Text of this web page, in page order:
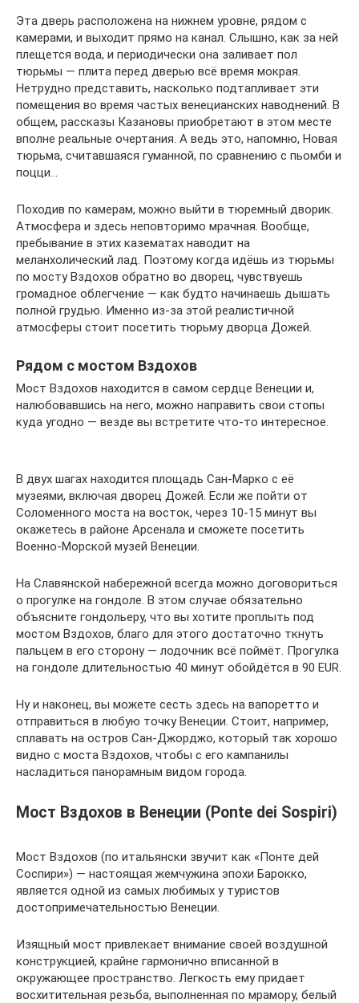
Эта дверь расположена на нижнем уровне, рядом с
камерами, и выходит прямо на канал. Слышно, как за ней
плещется вода, и периодически она заливает пол
тюрьмы — плита перед дверью всё время мокрая.
Нетрудно представить, насколько подтапливает эти
помещения во время частых венецианских наводнений. В
общем, рассказы Казановы приобретают в этом месте
вполне реальные очертания. А ведь это, напомню, Новая
тюрьма, считавшаяся гуманной, по сравнению с пьомби и
поцци…
Походив по камерам, можно выйти в тюремный дворик.
Атмосфера и здесь неповторимо мрачная. Вообще,
пребывание в этих казематах наводит на
меланхолический лад. Поэтому когда идёшь из тюрьмы
по мосту Вздохов обратно во дворец, чувствуешь
громадное облегчение — как будто начинаешь дышать
полной грудью. Именно из-за этой реалистичной
атмосферы стоит посетить тюрьму дворца Дожей.
Рядом с мостом Вздохов
Мост Вздохов находится в самом сердце Венеции и,
налюбовавшись на него, можно направить свои стопы
куда угодно — везде вы встретите что-то интересное.
В двух шагах находится площадь Сан-Марко с её
музеями, включая дворец Дожей. Если же пойти от
Соломенного моста на восток, через 10-15 минут вы
окажетесь в районе Арсенала и сможете посетить
Военно-Морской музей Венеции.
На Славянской набережной всегда можно договориться
о прогулке на гондоле. В этом случае обязательно
объясните гондольеру, что вы хотите проплыть под
мостом Вздохов, благо для этого достаточно ткнуть
пальцем в его сторону — лодочник всё поймёт. Прогулка
на гондоле длительностью 40 минут обойдётся в 90 EUR.
Ну и наконец, вы можете сесть здесь на вапоретто и
отправиться в любую точку Венеции. Стоит, например,
сплавать на остров Сан-Джорджо, который так хорошо
видно с моста Вздохов, чтобы с его кампанилы
насладиться панорамным видом города.
Мост Вздохов в Венеции (Ponte dei Sospiri)
Мост Вздохов (по итальянски звучит как «Понте дей
Соспири») — настоящая жемчужина эпохи Барокко,
является одной из самых любимых у туристов
достопримечательностью Венеции.
Изящный мост привлекает внимание своей воздушной
конструкцией, крайне гармонично вписанной в
окружающее пространство. Легкость ему придает
восхитительная резьба, выполненная по мрамору, белый